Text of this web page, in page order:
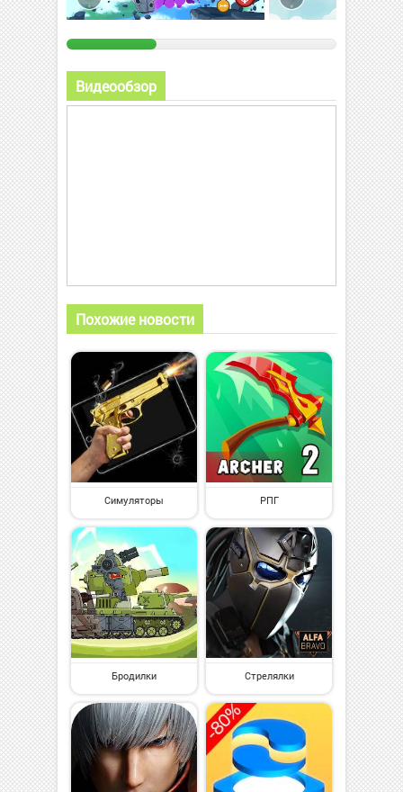
Видеообзор
Похожие новости
Симуляторы РПГ
Бродилки Стрелялки